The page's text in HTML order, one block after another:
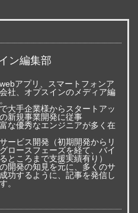
ン編集部
アプリ、スマートフォンア
社、オプスインのメディア編
大手企業様からスタートアッ
新規事業開発に従事
富な優秀なエンジニアが多く在
ービス開発（初期開発からリ
ロースフェーズを経て、バイ
ところまで支援実績有り）
開発の知見を元に、多くのサ
功するように、記事を発信し
。